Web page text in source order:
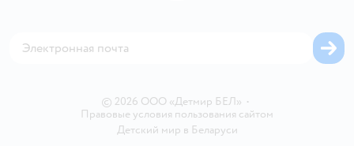
© 2026 ООО «Детмир БЕЛ» •
Правовые условия пользования сайтом
Детский мир в Беларуси